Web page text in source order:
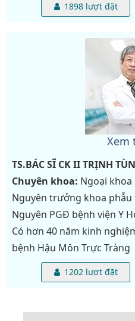
1898 lượt đặt
Xem
TS.BÁC SĨ CK IITRỊNH
Chuyên khoa: Ngoại khoa
Nguyên trưởng khoa phẫu
Nguyên PGĐ bệnh viện Y
Có hơn 40 năm kinh
bệnh Hậu Môn Trực Tràng
1202 lượt đặt